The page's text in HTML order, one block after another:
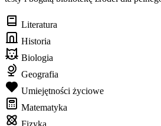
Literatura
Historia
Biologia
Geografia
Umiejętności życiowe
Matematyka
Fizyka